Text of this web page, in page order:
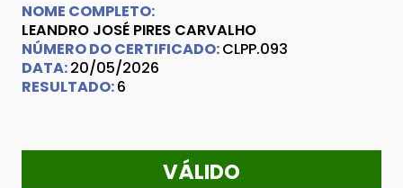
NOME COMPLETO:
LEANDRO JOSÉ PIRES CARVALHO
NÚMERO DO CERTIFICADO:CLPP.093
DATA:20/05/2026
RESULTADO:6
VÁLIDO